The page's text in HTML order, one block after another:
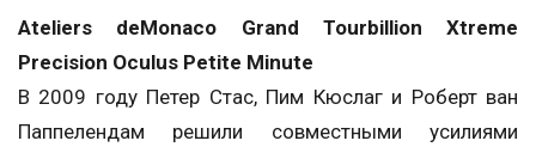
Ateliers deMonaco Grand Tourbillion Xtreme
Precision Oculus Petite Minute
В 2009 году Петер Стас, Пим Кюслаг и Роберт ван
Паппелендам решили совместными усилиями